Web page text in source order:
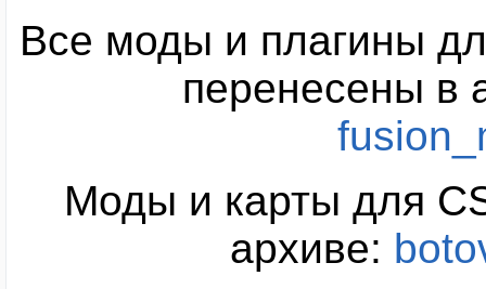
Все моды и плагины
перенесены в
Моды и карты для
архиве: